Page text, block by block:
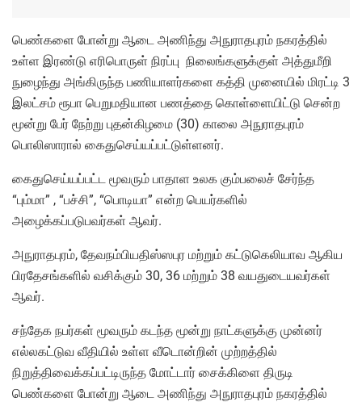
பெண்களை போன்று ஆடை அணிந்து அநுராதபுரம் நகரத்தில்
உள்ள இரண்டு எரிபொருள் நிரப்பு நிலைங்களுக்குள் அத்துமீறி
நுழைந்து அங்கிருந்த பணியாளர்களை கத்தி முனையில் மிரட்டி 3
இலட்சம் ரூபா பெறுமதியான பணத்தை கொள்ளையிட்டு சென்ற
மூன்று பேர் நேற்று புதன்கிழமை (30) காலை அநுராதபுரம்
பொலிஸாரால் கைதுசெய்யப்பட்டுள்ளனர்.
கைதுசெய்யப்பட்ட மூவரும் பாதாள உலக கும்பலைச் சேர்ந்த
“பும்மா” , “பச்சி”, “பொடியா” என்ற பெயர்களில்
அழைக்கப்படுபவர்கள் ஆவர்.
அநுராதபுரம், தேவநம்பியதிஸ்ஸபுர மற்றும் கட்டுகெலியாவ ஆகிய
பிரதேசங்களில் வசிக்கும் 30, 36 மற்றும் 38 வயதுடையவர்கள்
ஆவர்.
சந்தேக நபர்கள் மூவரும் கடந்த மூன்று நாட்களுக்கு முன்னர்
எல்லகட்டுவ வீதியில் உள்ள வீடொன்றின் முற்றத்தில்
நிறுத்திவைக்கப்பட்டிருந்த மோட்டார் சைக்கிளை திருடி
பெண்களை போன்று ஆடை அணிந்து அநுராதபுரம் நகரத்தில்